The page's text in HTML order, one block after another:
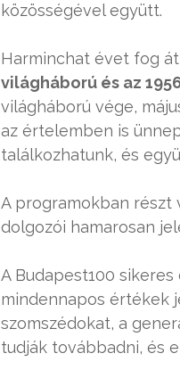
közösségével együtt.
Harminchat évet fog
világháború és az
világháború vége,
az értelemben is
találkozhatunk, és
A programokban részt
dolgozói hamarosan
A Budapest100
mindennapos értékek
szomszédokat, a
tudják továbbadni, és